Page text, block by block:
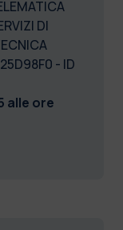
DI
- ID
alle ore